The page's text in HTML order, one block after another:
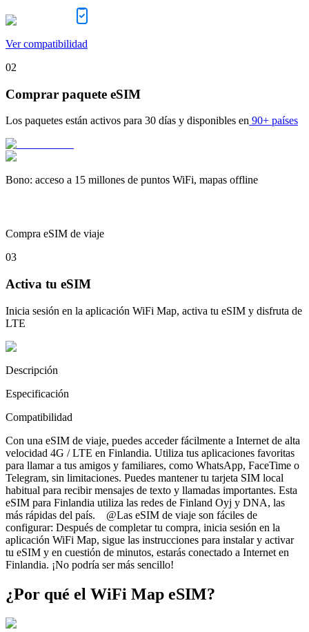
Ver compatibilidad
02
Comprar paquete eSIM
Los paquetes están activos para 30 días y disponibles en 90+ países
Bono: acceso a 15 millones de puntos WiFi, mapas offline
Compra eSIM de viaje
03
Activa tu eSIM
Inicia sesión en la aplicación WiFi Map, activa tu eSIM y disfruta de
LTE
Descripción
Especificación
Compatibilidad
Con una eSIM de viaje, puedes acceder fácilmente a Internet de alta
velocidad 4G / LTE en Finlandia. Utiliza tus aplicaciones favoritas
para llamar a tus amigos y familiares, como WhatsApp, FaceTime o
Telegram, sin limitaciones. Puedes mantener tu tarjeta SIM local
habitual para recibir mensajes de texto y llamadas importantes. Esta
eSIM para Finlandia utiliza las redes de Finland Oyj y DNA, las
más rápidas del país. @Las eSIM de viaje son fáciles de
configurar: Después de completar tu compra, inicia sesión en la
aplicación WiFi Map, sigue las instrucciones para instalar y activar
tu eSIM y en cuestión de minutos, estarás conectado a Internet en
Finlandia. ¡No podría ser más sencillo!
¿Por qué el WiFi Map eSIM?